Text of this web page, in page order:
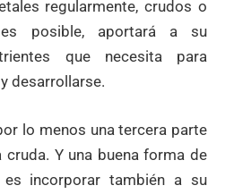
regularmente, crudos o
posible, aportará a su
que necesita para
desarrollarse.
lo menos una tercera parte
Y una buena forma de
incorporar también a su